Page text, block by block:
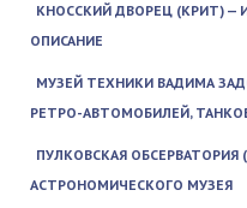
КНОССКИЙ ДВОРЕЦ (КРИТ) —
ОПИСАНИЕ
МУЗЕЙ ТЕХНИКИ ВАДИМА
РЕТРО-АВТОМОБИЛЕЙ,
ПУЛКОВСКАЯ ОБСЕРВАТОРИЯ
АСТРОНОМИЧЕСКОГО МУЗЕЯ